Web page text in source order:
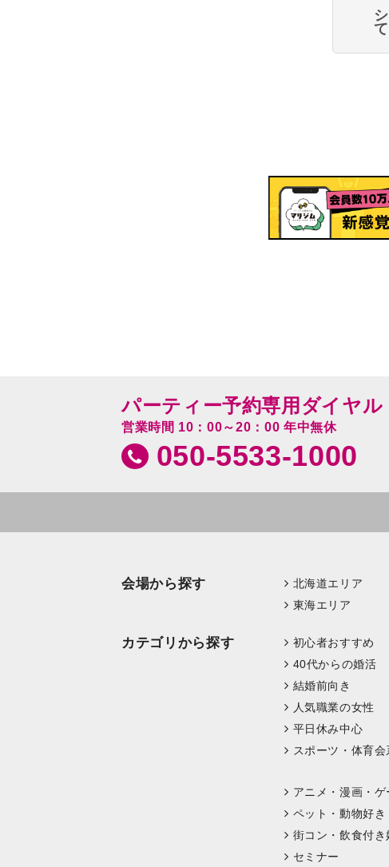
パーティー予約専用ダイヤル
営業時間 10：00～20：00 年中無休
050-5533-1000
会場から探す 北海道エリア
東海エリア
カテゴリから探す 初心者おすすめ
40代からの婚活
結婚前向き
人気職業の女性
平日休み中心
スポーツ・体育会
アニメ・漫画・ゲ
ペット・動物好き
街コン・飲食付き
セミナー